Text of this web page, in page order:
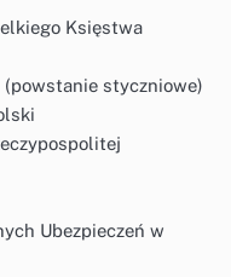
Księstwa
(powstanie styczniowe)
Ubezpieczeń w